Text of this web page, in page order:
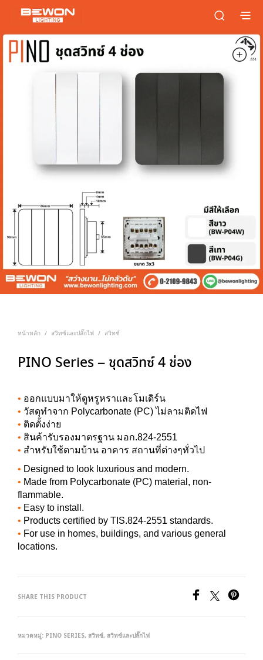
หน้าหลัก / สวิทซ์และปลั๊กไฟ / สวิทซ์
PINO Series – ชุดสวิทซ์ 4 ช่อง
• ออกแบบมาให้ดูหรูหราและโมเดิร์น
• วัสดุทำจาก Polycarbonate (PC) ไม่ลามติดไฟ
• ติดตั้งง่าย
• สินค้ารับรองมาตรฐาน มอก.824-2551
• สำหรับใช้ตามบ้าน อาคาร สถานที่ต่างๆทั่วไป
• Designed to look luxurious and modern.
• Made from Polycarbonate (PC) material, non-
flammable.
• Easy to install.
• Products certified by TIS.824-2551 standards.
• For use in homes, buildings, and various general
locations.
SHARE THIS PRODUCT
หมวดหมู่: PINO SERIES, สวิทซ์, สวิทซ์และปลั๊กไฟ